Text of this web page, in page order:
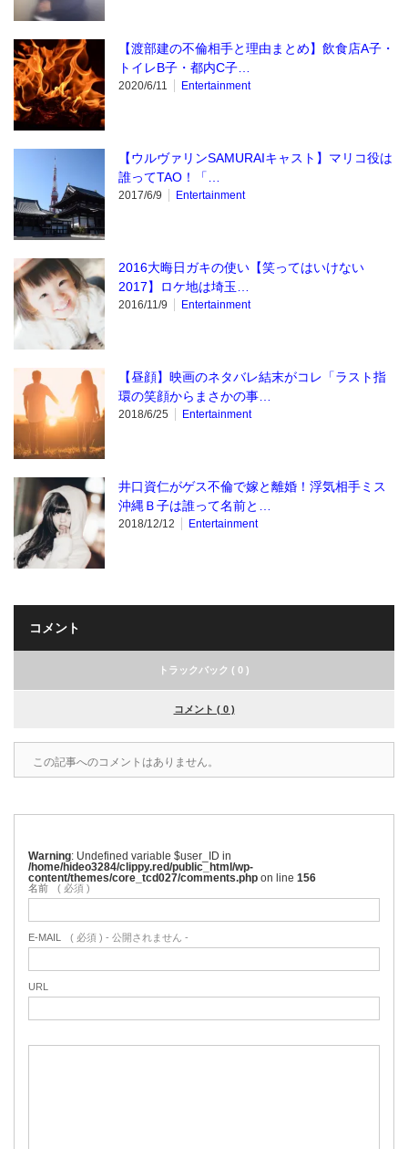
【渡部建の不倫相手と理由まとめ】飲食店A子・
トイレB子・都内C子…
2020/6/11 Entertainment
【ウルヴァリンSAMURAIキャスト】マリコ役は
誰ってTAO！「…
2017/6/9 Entertainment
2016大晦日ガキの使い【笑ってはいけない
2017】ロケ地は埼玉…
2016/11/9 Entertainment
【昼顔】映画のネタバレ結末がコレ「ラスト指
環の笑顔からまさかの事…
2018/6/25 Entertainment
井口資仁がゲス不倫で嫁と離婚！浮気相手ミス
沖縄Ｂ子は誰って名前と…
2018/12/12 Entertainment
コメント
トラックバック ( 0 )
コメント ( 0 )
この記事へのコメントはありません。
Warning : Undefined variable $user_ID in
/home/hideo3284/clippy.red/public_html/wp-
content/themes/core_tcd027/comments.php on line 156
名前 ( 必須 )
E-MAIL ( 必須 ) - 公開されません -
URL